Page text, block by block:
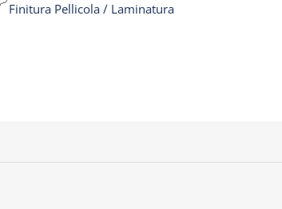
Finitura Pellicola / Laminatura